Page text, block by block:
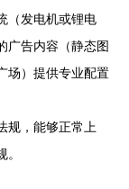
（发电机或锂电
广告内容（静态图
场）提供专业配置
规，能够正常上